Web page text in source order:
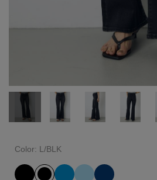
Color: L/BLK